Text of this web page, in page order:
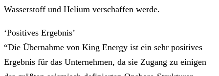
Wasserstoff und Helium verschaffen werde.
‘Positives Ergebnis’
“Die Übernahme von King Energy ist ein sehr positives
Ergebnis für das Unternehmen, da sie Zugang zu einigen